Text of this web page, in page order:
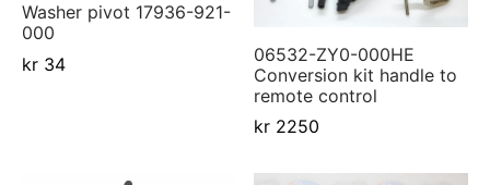
Washer pivot 17936-921-
000
kr 34
06532-ZY0-000HE
Conversion kit handle to
remote control
kr2250